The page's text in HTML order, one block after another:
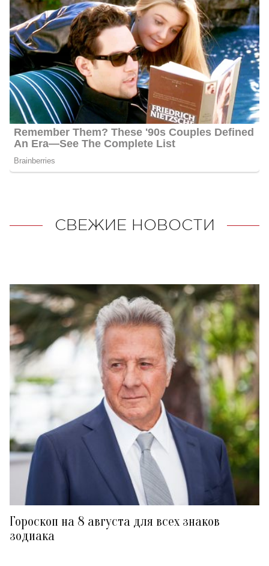
СВЕЖИЕ НОВОСТИ
Гороскоп на 8 августа для всех знаков
зодиака